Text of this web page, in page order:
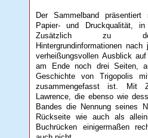
Der Sammelband
Papier- und Druckqualität, in
Zusätzlich zu
Hintergrundinformationen
verheißungsvollen Ausblick
am Ende noch drei Seiten,
Geschichte von Trigopolis
zusammengefasst ist. Mit
Lawrence, die ebenso wie
Bandes die Nennung seines
Rückseite wie auch als
Buchrücken einigermaßen